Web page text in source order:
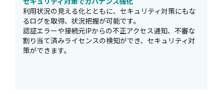
利用状況の見える化とともに、セキュリティ対策にもな
るログを取得、状況把握が可能です。
認証エラーや接続元IPからの不正アクセス通知、不審な
割り当て済みライセンスの検知ができ、セキュリティ対
策ができます。